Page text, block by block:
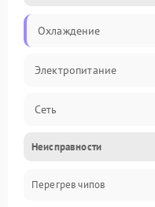
Охлаждение
Электропитание
Сеть
Хеш-платы
Механические
Неисправности
Перегрев чипов